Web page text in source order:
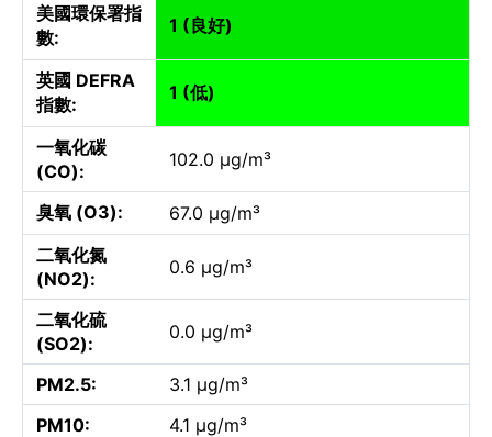
美國環保署指
數:
1 (良好)
英國 DEFRA
指數:
1 (低)
一氧化碳
(CO):
102.0 µg/m³
臭氧 (O3):
67.0 µg/m³
二氧化氮
(NO2):
0.6 µg/m³
二氧化硫
(SO2):
0.0 µg/m³
PM2.5:
3.1 µg/m³
PM10:
4.1 µg/m³